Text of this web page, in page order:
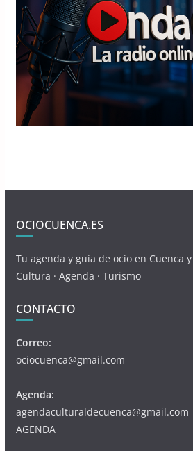
OCIOCUENCA.ES
Tu agenda y guía de ocio en Cuenca
Cultura · Agenda · Turismo
CONTACTO
Correo:
ociocuenca@gmail.com
Agenda:
agendaculturaldecuenca@gmail.com
AGENDA